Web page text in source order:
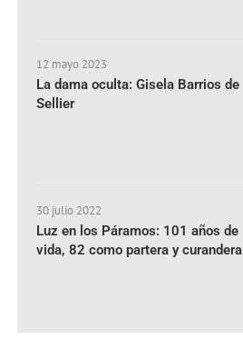
12 mayo 2023
La dama oculta: Gisela Barrios de
Sellier
30 julio 2022
Luz en los Páramos: 101 años de
vida, 82 como partera y curandera